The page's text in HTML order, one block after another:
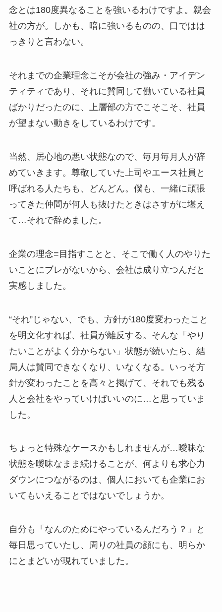
念とは180度異なることを強いるわけですよ。親会
社の方が。しかも、暗に強いるものの、口ではは
っきりと言わない。
それまでの企業理念こそが会社の強み・アイデン
ティティであり、それに賛同して働いている社員
ばかりだったのに、上層部の方でこそこそ、社員
が望まない動きをしているわけです。
当然、居心地の悪い状態なので、毎月毎月人が辞
めていきます。尊敬していた上司やエース社員と
呼ばれる人たちも、どんどん。僕も、一緒に頑張
ってきた仲間が何人も抜けたときはさすがに堪え
て…それで辞めました。
企業の理念=目指すことと、そこで働く人のやりた
いことにブレがないから、会社は成り立つんだと
実感しました。
“それ”じゃない、でも、方針が180度変わったこと
を明文化すれば、社員が離反する。そんな「やり
たいことがよく分からない」状態が続いたら、結
局人は賛同できなくなり、いなくなる。いっそ方
針が変わったことを高々と掲げて、それでも残る
人と会社をやっていけばいいのに…と思っていま
した。
ちょっと特殊なケースかもしれませんが…曖昧な
状態を曖昧なまま続けることが、何よりも求心力
ダウンにつながるのは、個人においても企業にお
いてもいえることではないでしょうか。
自分も「なんのためにやっているんだろう？」と
毎日思っていたし、周りの社員の顔にも、明らか
にとまどいが現れていました。